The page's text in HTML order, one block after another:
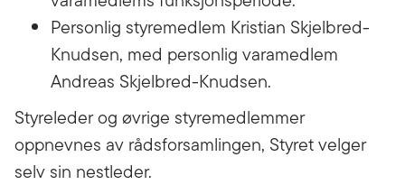
Personlig styremedlem Kristian Skjelbred-
Knudsen, med personlig varamedlem
Andreas Skjelbred-Knudsen.
Styreleder og øvrige styremedlemmer
oppnevnes av rådsforsamlingen, Styret velger
selv sin nestleder.